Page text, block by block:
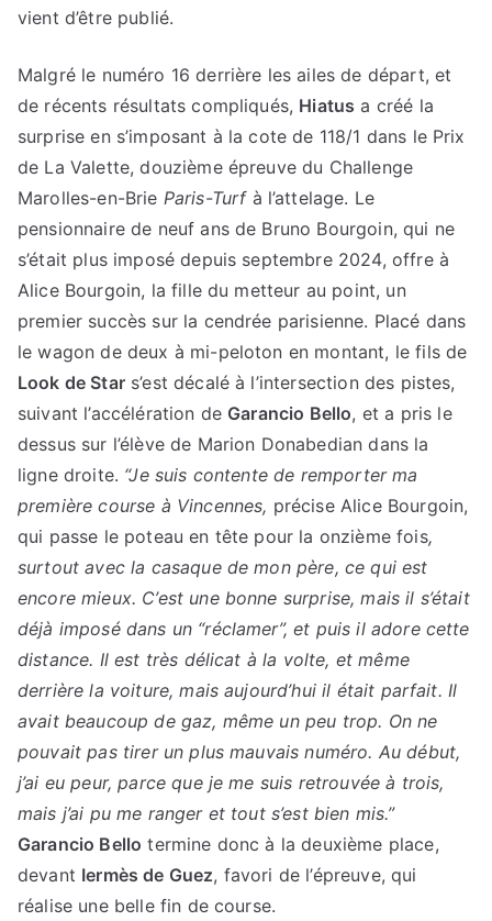
vient d’être publié.
Malgré le numéro 16 derrière les ailes de départ, et
de récents résultats compliqués, Hiatus a créé la
surprise en s’imposant à la cote de 118/1 dans le Prix
de La Valette, douzième épreuve du Challenge
Marolles-en-Brie Paris-Turfà l’attelage. Le
pensionnaire de neuf ans de Bruno Bourgoin, qui ne
s’était plus imposé depuis septembre 2024, offre à
Alice Bourgoin, la fille du metteur au point, un
premier succès sur la cendrée parisienne. Placé dans
le wagon de deux à mi-peloton en montant, le fils de
Look de Stars’est décalé à l’intersection des pistes,
suivant l’accélération de Garancio Bello, et a pris le
dessus sur l’élève de Marion Donabedian dans la
ligne droite. “Je suis contente de remporter ma
première course à Vincennes, précise Alice Bourgoin,
qui passe le poteau en tête pour la onzième fois,
surtout avec la casaque de mon père, ce qui est
encore mieux. C’est une bonne surprise, mais il s’était
déjà imposé dans un “réclamer”, et puis il adore cette
distance. Il est très délicat à la volte, et même
derrière la voiture, mais aujourd’hui il était parfait. Il
avait beaucoup de gaz, même un peu trop. On ne
pouvait pas tirer un plus mauvais numéro. Au début,
j’ai eu peur, parce que je me suis retrouvée à trois,
mais j’ai pu me ranger et tout s’est bien mis.”
Garancio Bello termine donc à la deuxième place,
devant Iermès de Guez, favori de l’épreuve, qui
réalise une belle fin de course.